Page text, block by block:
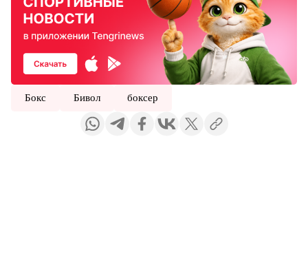
Бокс Бивол боксер